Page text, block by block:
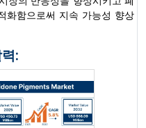
화함으로써 지속 가능성 향상
: